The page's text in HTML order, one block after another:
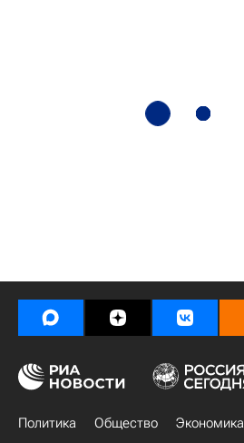
Политика Общество Экономика